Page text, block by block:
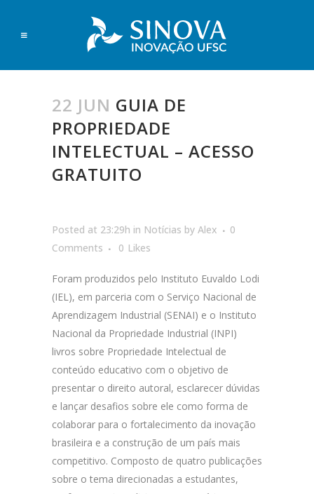
22 JUN GUIA DE
PROPRIEDADE
INTELECTUAL – ACESSO
GRATUITO
Posted at 23:29h in Notícias by Alex
0
Comments
0 Likes
Foram produzidos pelo Instituto Euvaldo Lodi
(IEL), em parceria com o Serviço Nacional de
Aprendizagem Industrial (SENAI) e o Instituto
Nacional da Propriedade Industrial (INPI)
livros sobre Propriedade Intelectual de
conteúdo educativo com o objetivo de
presentar o direito autoral, esclarecer dúvidas
e lançar desafios sobre ele como forma de
colaborar para o fortalecimento da inovação
brasileira e a construção de um país mais
competitivo. Composto de quatro publicações
sobre o tema direcionadas a estudantes,